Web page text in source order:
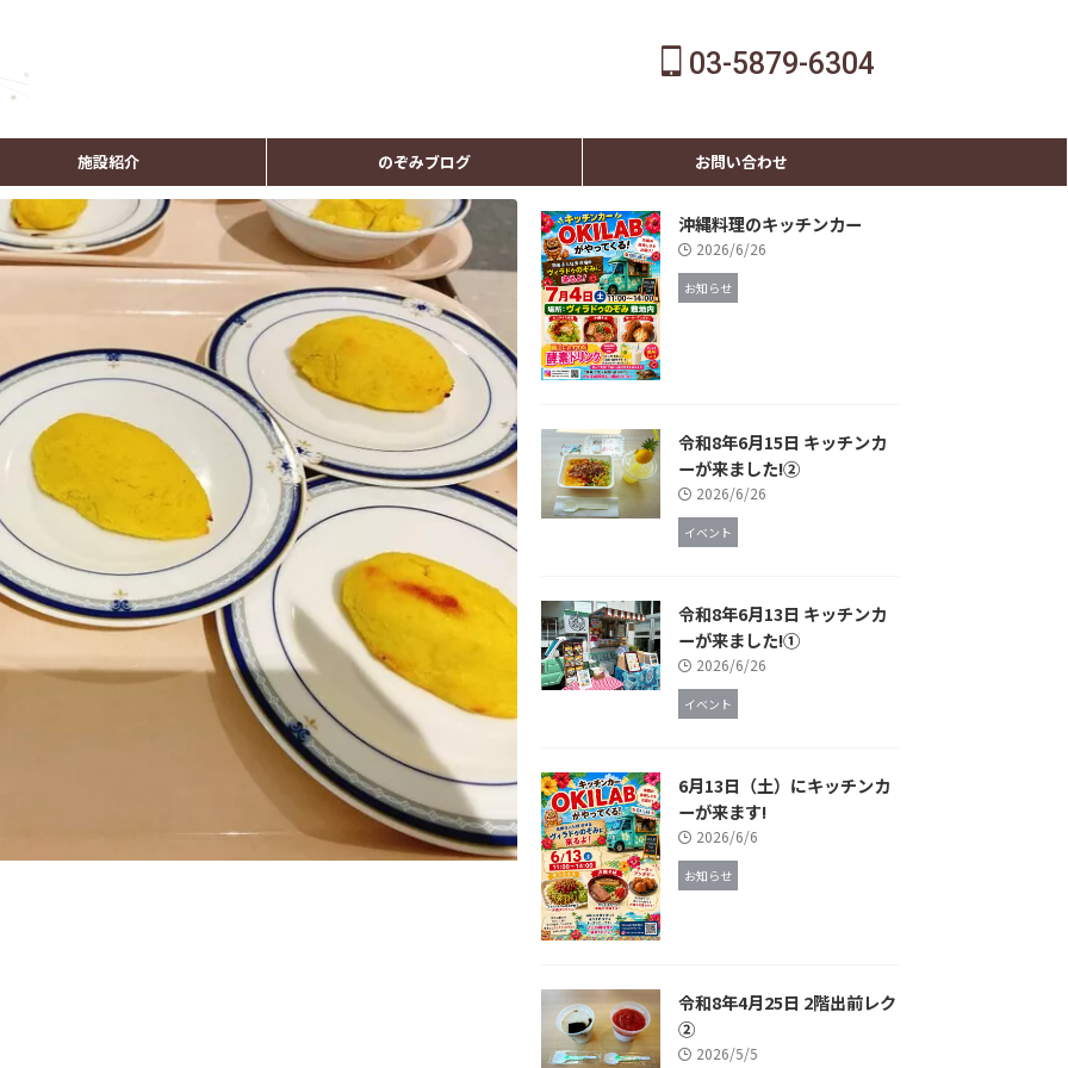
03-5879-6304
施設紹介 のぞみブログ お問い合わせ
沖縄料理のキッチンカー
2026/6/26
お知らせ
令和8年6月15日 キッチンカ
ーが来ました!②
2026/6/26
イベント
令和8年6月13日 キッチンカ
ーが来ました!①
2026/6/26
イベント
6月13日（土）にキッチンカ
ーが来ます!
2026/6/6
お知らせ
令和8年4月25日 2階出前レク
②
2026/5/5